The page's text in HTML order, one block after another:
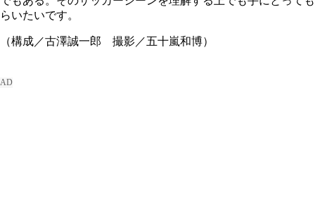
らいたいです。
（構成／古澤誠一郎 撮影／五十嵐和博）